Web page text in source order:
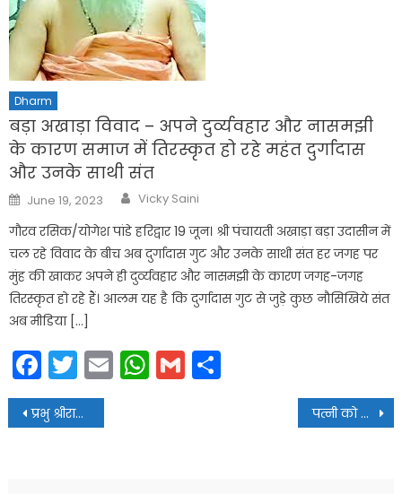
Dharm
बड़ा अखाड़ा विवाद – अपने दुर्व्यवहार और नासमझी
के कारण समाज में तिरस्कृत हो रहे महंत दुर्गादास
और उनके साथी संत
Posted
on
June 19, 2023 Author
Vicky Saini
गौरव रसिक/योगेश पांडे हरिद्वार 19 जून। श्री पंचायती अखाड़ा बड़ा उदासीन में
चल रहे विवाद के बीच अब दुर्गादास गुट और उनके साथी संत हर जगह पर
मुंह की खाकर अपने ही दुर्व्यवहार और नासमझी के कारण जगह-जगह
तिरस्कृत हो रहे हैं। आलम यह है कि दुर्गादास गुट से जुड़े कुछ नौसिखिये संत
अब मीडिया […]
Facebook
Twitter
EmailWhatsApp
Gmail
Post
navigation
प्रभु श्रीराम का मंदिर विश्व दर्शनीय व विश्व वंदनीय होगा-स्वामी बालकानन्द गिरी पत्नी को दिया तीन तलाक, मुकदमा दर्ज